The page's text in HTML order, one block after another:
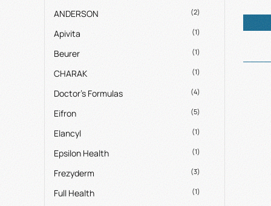
ANDERSON (2)
Apivita (1)
Beurer (1)
CHARAK (1)
Doctor's Formulas (4)
Eifron (5)
Elancyl (1)
Epsilon Health (1)
Frezyderm (3)
Full Health (1)